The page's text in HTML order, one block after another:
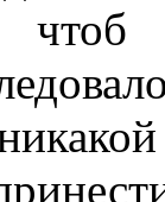
чтоб